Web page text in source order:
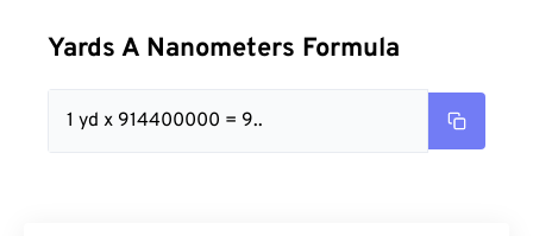
Yards A Nanometers Formula
1 yd x 914400000 = 9..